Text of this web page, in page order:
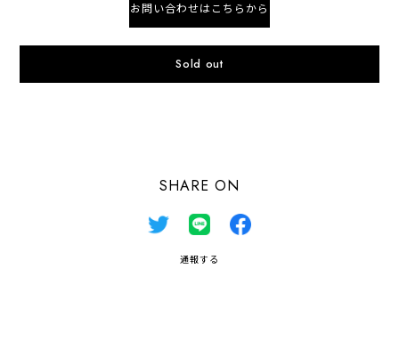
お問い合わせはこちらから
Sold out
SHARE ON
通報する